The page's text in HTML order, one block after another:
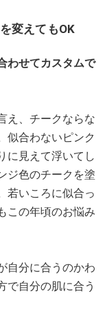
変えてもOK
わせてカスタムで
え、チークならな
似合わないピンク
に見えて浮いてし
ジ色のチークを塗
若いころに似合っ
この年頃のお悩み
自分に合うのかわ
で自分の肌に合う